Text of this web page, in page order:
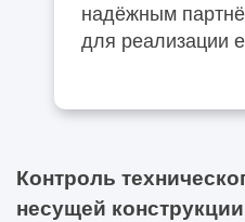
надёжным
для реализации
Контроль
несущей